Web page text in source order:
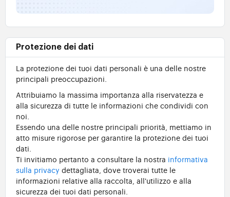
Protezione dei dati
La protezione dei tuoi dati personali è una delle nostre
principali preoccupazioni.
Attribuiamo la massima importanza alla riservatezza e
alla sicurezza di tutte le informazioni che condividi con
noi.
Essendo una delle nostre principali priorità, mettiamo in
atto misure rigorose per garantire la protezione dei tuoi
dati.
Ti invitiamo pertanto a consultare la nostra informativa
sulla privacy dettagliata, dove troverai tutte le
informazioni relative alla raccolta, all'utilizzo e alla
sicurezza dei tuoi dati personali.